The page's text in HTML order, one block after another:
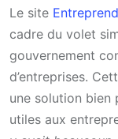
Le site
cadre du volet
gouvernement
d’entreprises.
une solution bien
utiles aux